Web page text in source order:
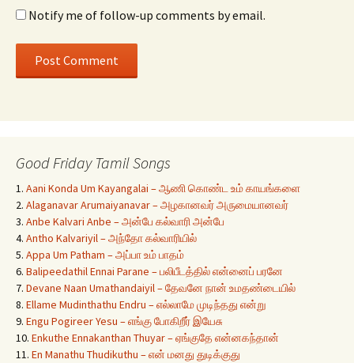
Notify me of follow-up comments by email.
Good Friday Tamil Songs
1. Aani Konda Um Kayangalai – ஆணி கொண்ட உம் காயங்களை
2. Alaganavar Arumaiyanavar – அழகானவர் அருமையானவர்
3. Anbe Kalvari Anbe – அன்பே கல்வாரி அன்பே
4. Antho Kalvariyil – அந்தோ கல்வாரியில்
5. Appa Um Patham – அப்பா உம் பாதம்
6. Balipeedathil Ennai Parane – பலிபீடத்தில் என்னைப் பரனே
7. Devane Naan Umathandaiyil – தேவனே நான் உமதண்டையில்
8. Ellame Mudinthathu Endru – எல்லாமே முடிந்தது என்று
9. Engu Pogireer Yesu – எங்கு போகிறீர் இயேசு
10. Enkuthe Ennakanthan Thuyar – ஏங்குதே என்னகந்தான்
11. En Manathu Thudikuthu – என் மனது துடிக்குது